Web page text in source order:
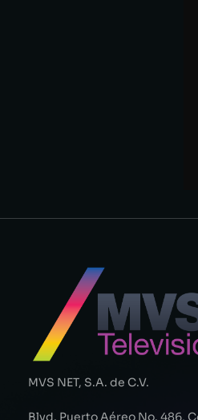
MVS NET, S.A. de C.V.
Blvd. Puerto Aéreo No. 486,